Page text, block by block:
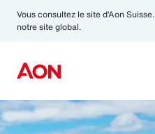
Vous consultez le site d’Aon Suisse.
notre site global.